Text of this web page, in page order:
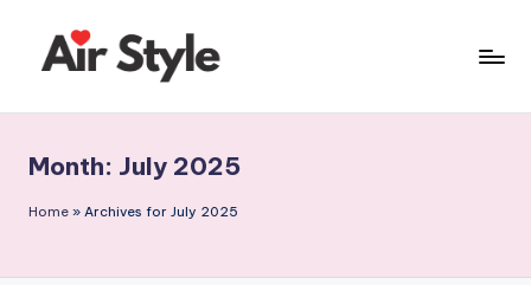
-
s
Month: July 2025
Home » Archives for July 2025